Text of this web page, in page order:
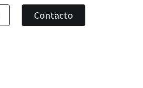
Contacto